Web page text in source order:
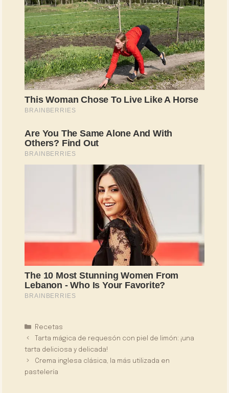
Categorías
Recetas
Tarta mágica de requesón con piel de limón: ¡una
tarta deliciosa y delicada!
Crema inglesa clásica, la más utilizada en
pastelería